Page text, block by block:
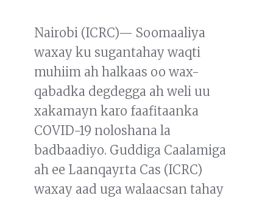
Nairobi (ICRC)— Soomaaliya
waxay ku sugantahay waqti
muhiim ah halkaas oo wax-
qabadka degdegga ah weli uu
xakamayn karo faafitaanka
COVID-19 noloshana la
badbaadiyo. Guddiga Caalamiga
ah ee Laanqayrta Cas (ICRC)
waxay aad uga walaacsan tahay